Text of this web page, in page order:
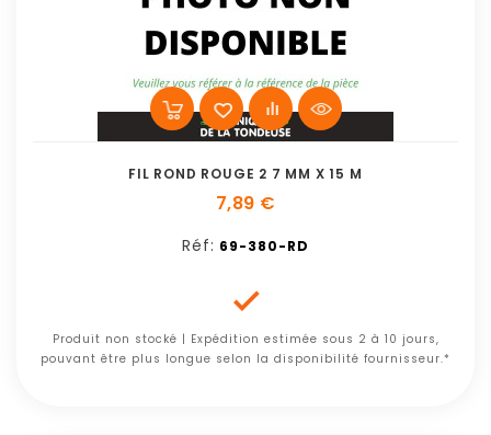
FIL ROND ROUGE 2 7 MM X 15 M
7,89 €
Réf: 69-380-RD

Produit non stocké | Expédition estimée sous 2 à 10 jours,
pouvant être plus longue selon la disponibilité fournisseur.*